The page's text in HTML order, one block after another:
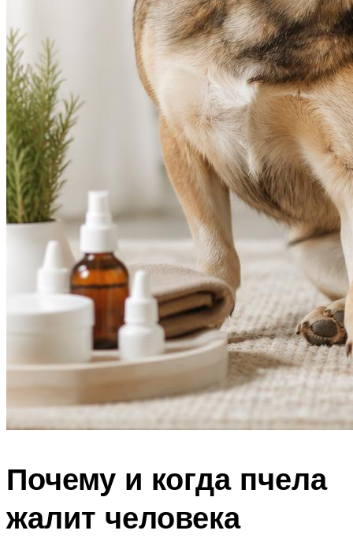
Почему и когда пчела
жалит человека